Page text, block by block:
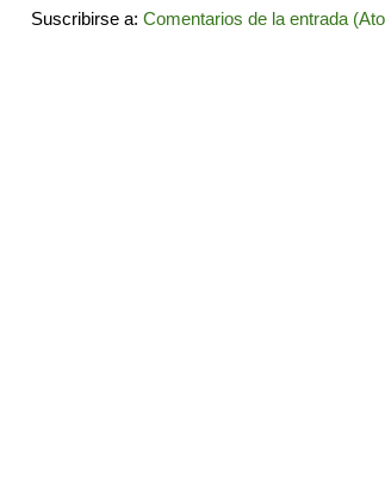
Suscribirse a: Comentarios de la entrada